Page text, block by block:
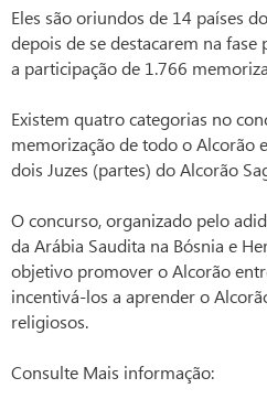
Eles são oriundos de 14 países
depois de se destacarem na
a participação de 1.766
Existem quatro categorias no
memorização de todo o Alcorão
dois Juzes (partes) do Alcorão
O concurso, organizado pelo
da Arábia Saudita na Bósnia e
objetivo promover o Alcorão
incentivá-los a aprender o
religiosos.
Consulte Mais informação: